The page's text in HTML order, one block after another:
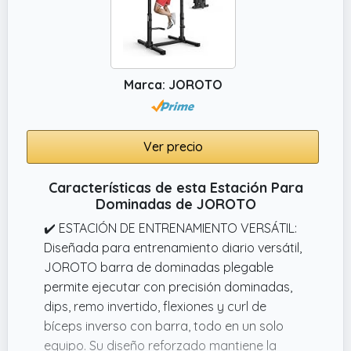
✔️ Ajuste de altura de 12 niveles: Dskeuzeew
Power Tower de buceo se puede ajustar
fácilmente en altura de 170220cm. La torre
de energía tiene una capacidad de peso
máxima de 205KG, satisface las necesidades
de entrenamiento de adultos y jóvenes de
familia para el ejercicio.
Marca: JOROTO
Ver precio
Características de esta Estación Para
Dominadas de JOROTO
✔️ ESTACIÓN DE ENTRENAMIENTO VERSÁTIL:
Diseñada para entrenamiento diario versátil,
JOROTO barra de dominadas plegable
permite ejecutar con precisión dominadas,
dips, remo invertido, flexiones y curl de
bíceps inverso con barra, todo en un solo
equipo. Su diseño reforzado mantiene la